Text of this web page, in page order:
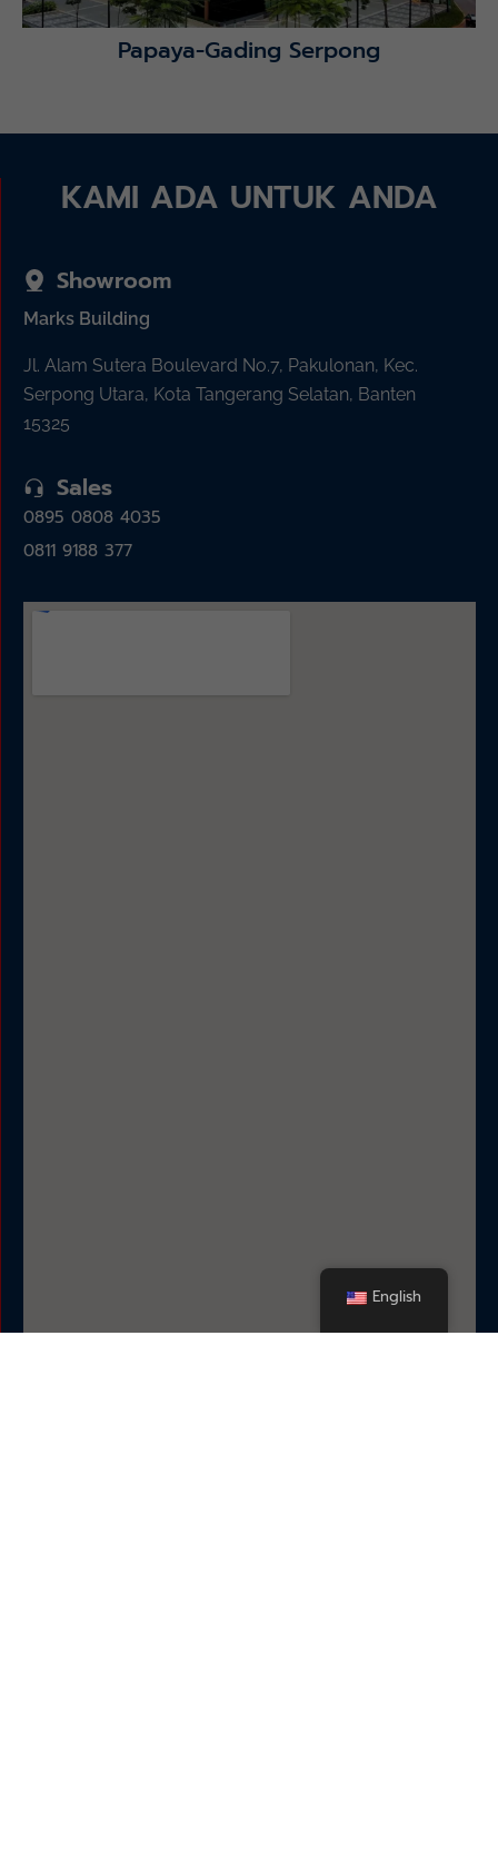
Papaya-Gading Serpong
KAMI ADA UNTUK ANDA
Showroom
Marks Building
Jl. Alam Sutera Boulevard No.7, Pakulonan, Kec.
Serpong Utara, Kota Tangerang Selatan, Banten
15325
Sales
0895 0808 4035
0811 9188 377
English